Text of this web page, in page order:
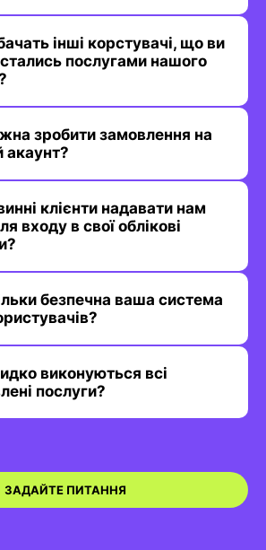
інші корстувачі, що ви
послугами нашого
зробити замовлення на
акаунт?
клієнти надавати нам
входу в свої облікові
безпечна ваша система
виконуються всі
послуги?
ЗАДАЙТЕ ПИТАННЯ